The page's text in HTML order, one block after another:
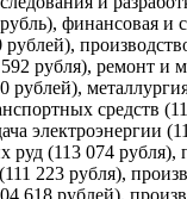
финансовая и
рублей),
рубля), ремонт и
рублей),
средств
электроэнергии
руд (113 074 рубля),
223 рубля),
618 рублей),